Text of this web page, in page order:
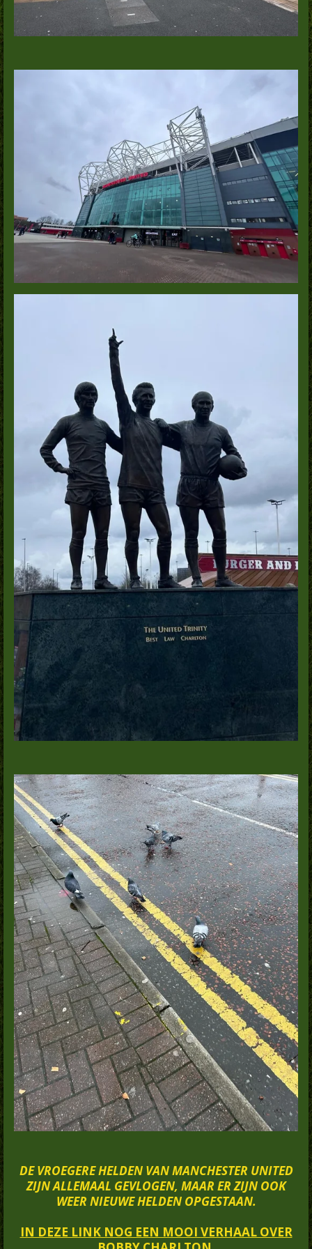
DE VROEGERE HELDEN VAN MANCHESTER UNITED
ZIJN ALLEMAAL GEVLOGEN, MAAR ER ZIJN OOK
WEER NIEUWE HELDEN OPGESTAAN.
IN DEZE LINK NOG EEN MOOI VERHAAL OVER